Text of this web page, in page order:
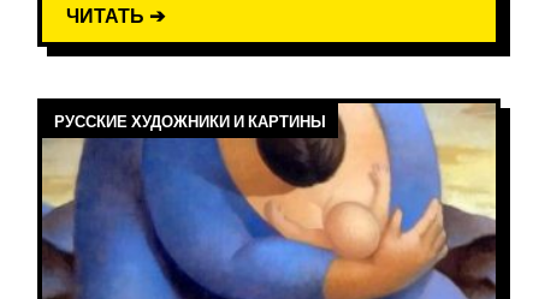
ЧИТАТЬ ➔
РУССКИЕ ХУДОЖНИКИ И КАРТИНЫ